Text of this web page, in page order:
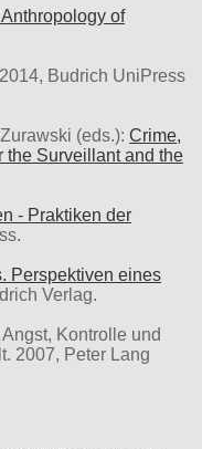
of
2014, Budrich UniPress
(eds.): Crime,
the Surveillant and the
- Praktiken der
Perspektiven eines
Verlag.
Kontrolle und
2007, Peter Lang